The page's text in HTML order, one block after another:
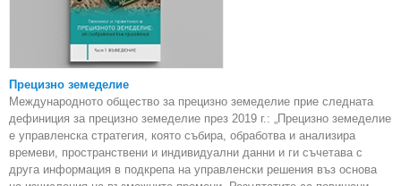
Прецизно земеделие
Международното общество за прецизно земеделие прие следната
дефиниция за прецизно земеделие през 2019 г.: „Прецизно земеделие
е управленска стратегия, която събира, обработва и анализира
времеви, пространствени и индивидуални данни и ги съчетава с
друга информация в подкрепа на управленски решения въз основа